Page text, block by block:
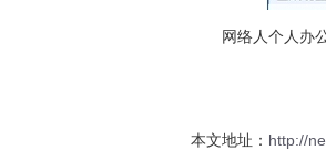
网络人个人办
本文地址： http://